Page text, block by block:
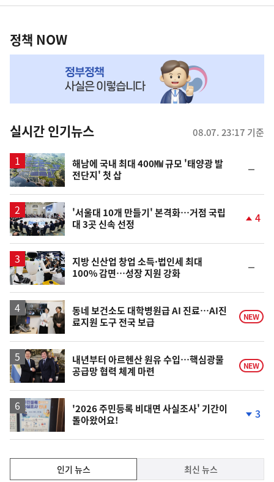
너
역책
NOW,
뉴
스
정책 NOW
실시간 인기뉴스 08.07. 23:17 기준
해남에 국내 최대 400㎿ 규모 '태양광 발
전단지' 첫 삽
일
'서울대 10개 만들기' 본격화…거점 국립
대 3곳 신속 선정
4
지방 신산업 창업 소득·법인세 최대
100% 감면…성장 지원 강화
일
동네 보건소도 대학병원급 AI 진료…AI진
료지원 도구 전국 보급
NEW
내년부터 아르헨산 원유 수입…핵심광물
공급망 협력 체계 마련
NEW
'2026 주민등록 비대면 사실조사' 기간이
돌아왔어요!
락
3
인기 뉴스 최신 뉴스